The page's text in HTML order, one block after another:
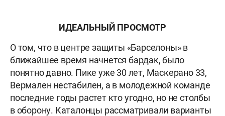
ИДЕАЛЬНЫЙ ПРОСМОТР
О том, что в центре защиты «Барселоны» в
ближайшее время начнется бардак, было
понятно давно. Пике уже 30 лет, Маскерано 33,
Вермален нестабилен, а в молодежной команде
последние годы растет кто угодно, но не столбы
в оборону. Каталонцы рассматривали варианты